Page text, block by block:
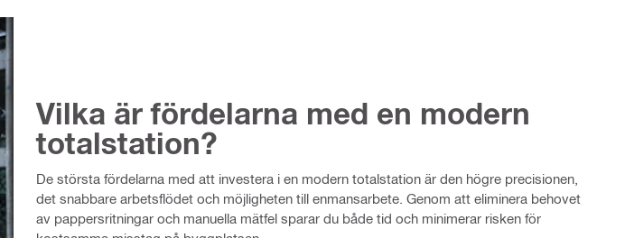
Vilka är fördelarna med en modern
totalstation?
De största fördelarna med att investera i en modern totalstation är den högre precisionen,
det snabbare arbetsflödet och möjligheten till enmansarbete. Genom att eliminera behovet
av pappersritningar och manuella mätfel sparar du både tid och minimerar risken för